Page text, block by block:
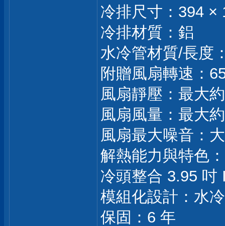
冷排尺寸：394 ×
冷排材質：鋁
水冷管材質/長度
附贈風扇轉速：
風扇靜壓：最大
風扇風量：最大
風扇最大噪音：
解熱能力與特色
冷頭整合 3.95 吋
模組化設計：水
保固：6 年